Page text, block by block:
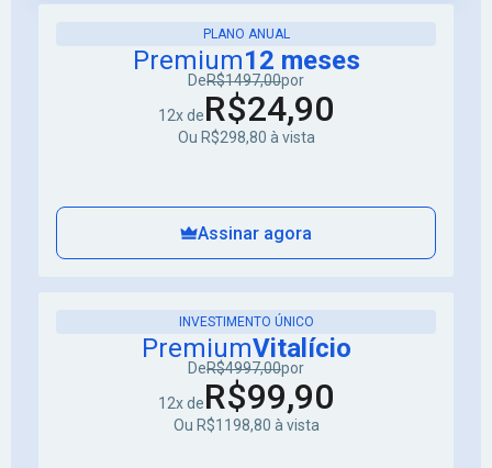
PLANO ANUAL
Premium12 meses
DeR$1497,00por
12x deR$24,90
Ou R$298,80 à vista
Assinar agora
INVESTIMENTO ÚNICO
PremiumVitalício
DeR$4997,00por
12x deR$99,90
Ou R$1198,80 à vista